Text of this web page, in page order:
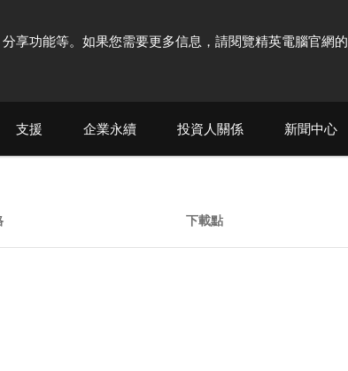
享功能等。如果您需要更多信息，請閱覽精英電腦官網的
支援 企業永續 投資人關係 新聞中心
下載點